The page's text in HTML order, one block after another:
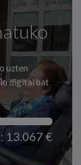
uzten
digital bat
13.067 €